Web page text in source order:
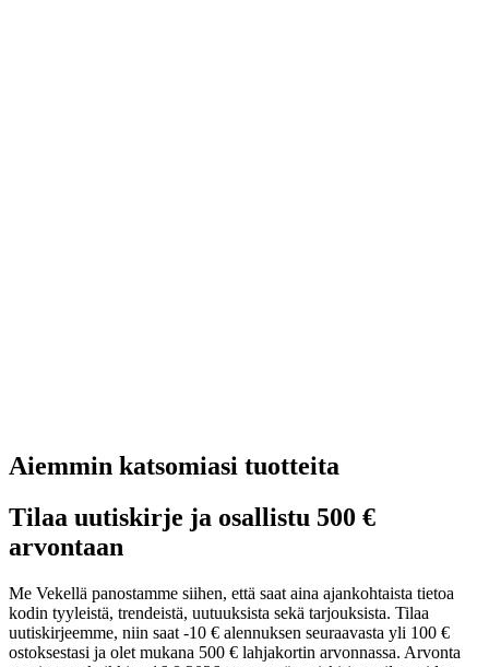
Aiemmin katsomiasi tuotteita
Tilaa uutiskirje ja osallistu 500 €
arvontaan
Me Vekellä panostamme siihen, että saat aina ajankohtaista tietoa
kodin tyyleistä, trendeistä, uutuuksista sekä tarjouksista. Tilaa
uutiskirjeemme, niin saat -10 € alennuksen seuraavasta yli 100 €
ostoksestasi ja olet mukana 500 € lahjakortin arvonnassa. Arvonta